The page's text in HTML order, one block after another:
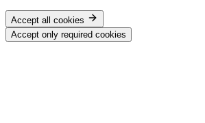
Accept all cookies
Accept only required cookies